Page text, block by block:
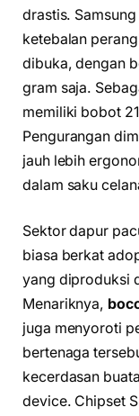
drastis.
ketebalan
dibuka, dengan
gram saja.
memiliki bobot
Pengurangan
jauh lebih
dalam saku
Sektor dapur
biasa berkat
yang diproduksi
Menariknya,
juga menyoroti
bertenaga
kecerdasan
device. Chipset